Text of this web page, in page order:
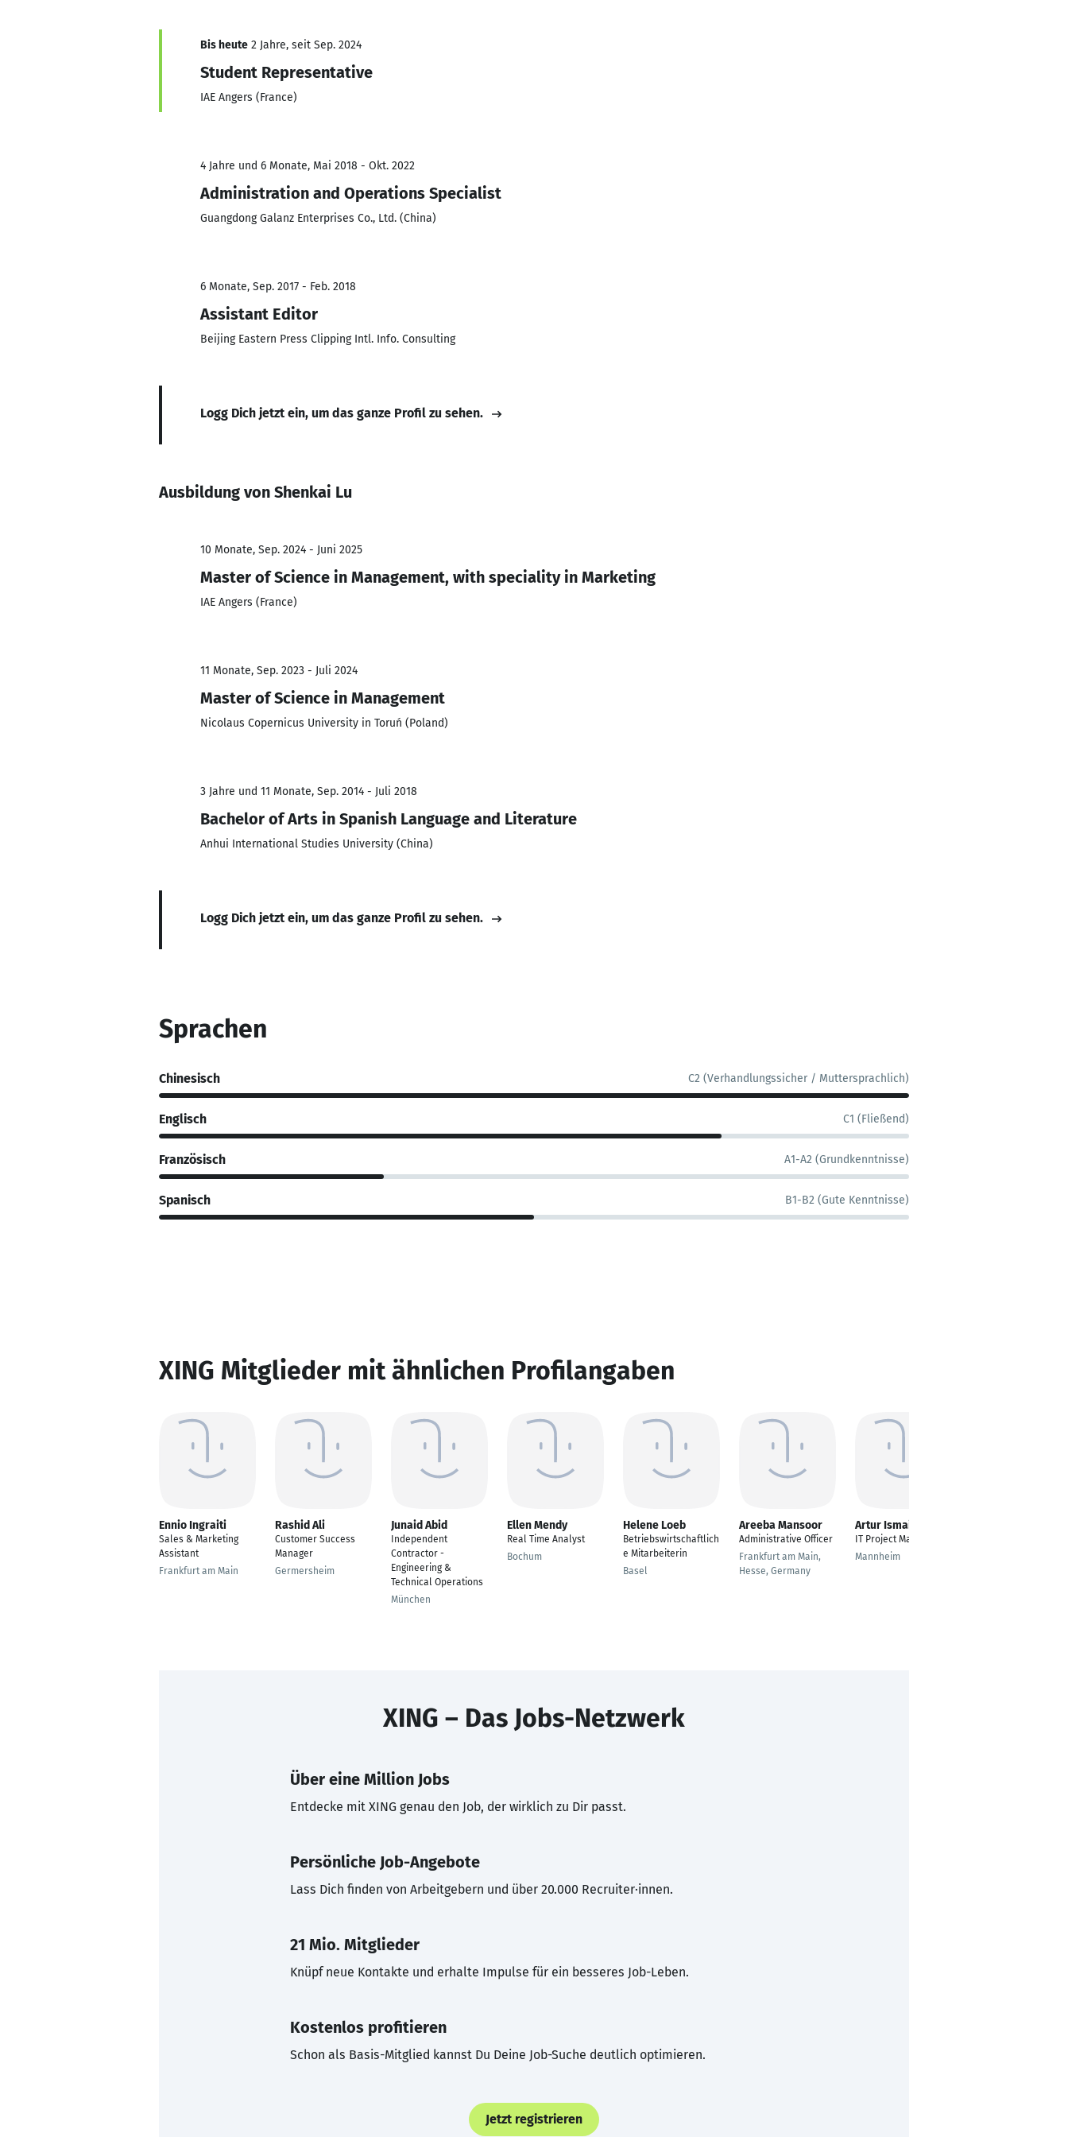
Bis heute 2 Jahre, seit Sep. 2024
Student Representative
IAE Angers (France)
4 Jahre und 6 Monate, Mai 2018 - Okt. 2022
Administration and Operations Specialist
Guangdong Galanz Enterprises Co., Ltd. (China)
6 Monate, Sep. 2017 - Feb. 2018
Assistant Editor
Beijing Eastern Press Clipping Intl. Info. Consulting
Logg Dich jetzt ein, um das ganze Profil zu sehen.
Ausbildung von Shenkai Lu
10 Monate, Sep. 2024 - Juni 2025
Master of Science in Management, with speciality in Marketing
IAE Angers (France)
11 Monate, Sep. 2023 - Juli 2024
Master of Science in Management
Nicolaus Copernicus University in Toruń (Poland)
3 Jahre und 11 Monate, Sep. 2014 - Juli 2018
Bachelor of Arts in Spanish Language and Literature
Anhui International Studies University (China)
Logg Dich jetzt ein, um das ganze Profil zu sehen.
Sprachen
Chinesisch C2 (Verhandlungssicher / Muttersprachlich)
Englisch C1 (Fließend)
Französisch A1-A2 (Grundkenntnisse)
Spanisch B1-B2 (Gute Kenntnisse)
XING Mitglieder mit ähnlichen Profilangaben
Ennio Ingraiti
Sales & Marketing
Assistant
Frankfurt am Main
Rashid Ali
Customer Success
Manager
Germersheim
Junaid Abid
Independent
Contractor -
Engineering &
Technical Operations
München
Ellen Mendy
Real Time Analyst
Bochum
Helene Loeb
Betriebswirtschaftlich
e Mitarbeiterin
Basel
Areeba Mansoor
Administrative Officer
Frankfurt am Main,
Hesse, Germany
Artur Ismailov
IT Project Manager
Mannheim
XING – Das Jobs-Netzwerk
Über eine Million Jobs
Entdecke mit XING genau den Job, der wirklich zu Dir passt.
Persönliche Job-Angebote
Lass Dich finden von Arbeitgebern und über 20.000 Recruiter·innen.
21 Mio. Mitglieder
Knüpf neue Kontakte und erhalte Impulse für ein besseres Job-Leben.
Kostenlos profitieren
Schon als Basis-Mitglied kannst Du Deine Job-Suche deutlich optimieren.
Jetzt registrieren